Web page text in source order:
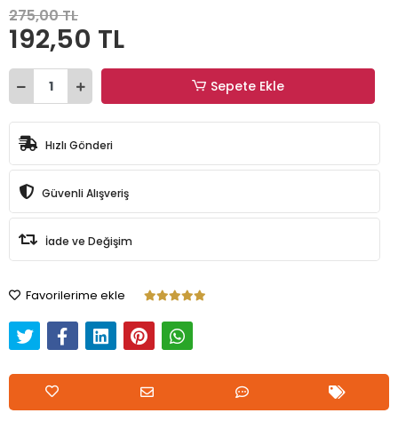
275,00 TL
192,50 TL
Sepete Ekle
Hızlı Gönderi
Güvenli Alışveriş
İade ve Değişim
Favorilerime ekle